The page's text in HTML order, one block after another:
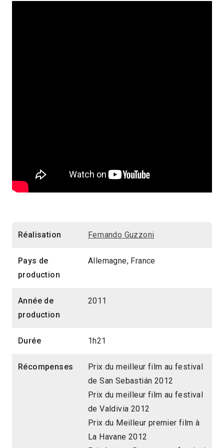
Réalisation Fernando Guzzoni
Pays de
production
Allemagne, France
Année de
production
2011
Durée 1h21
Récompenses
Prix du meilleur film au festival
de San Sebastián 2012
Prix du meilleur film au festival
de Valdivia 2012
Prix du Meilleur premier film à
La Havane 2012